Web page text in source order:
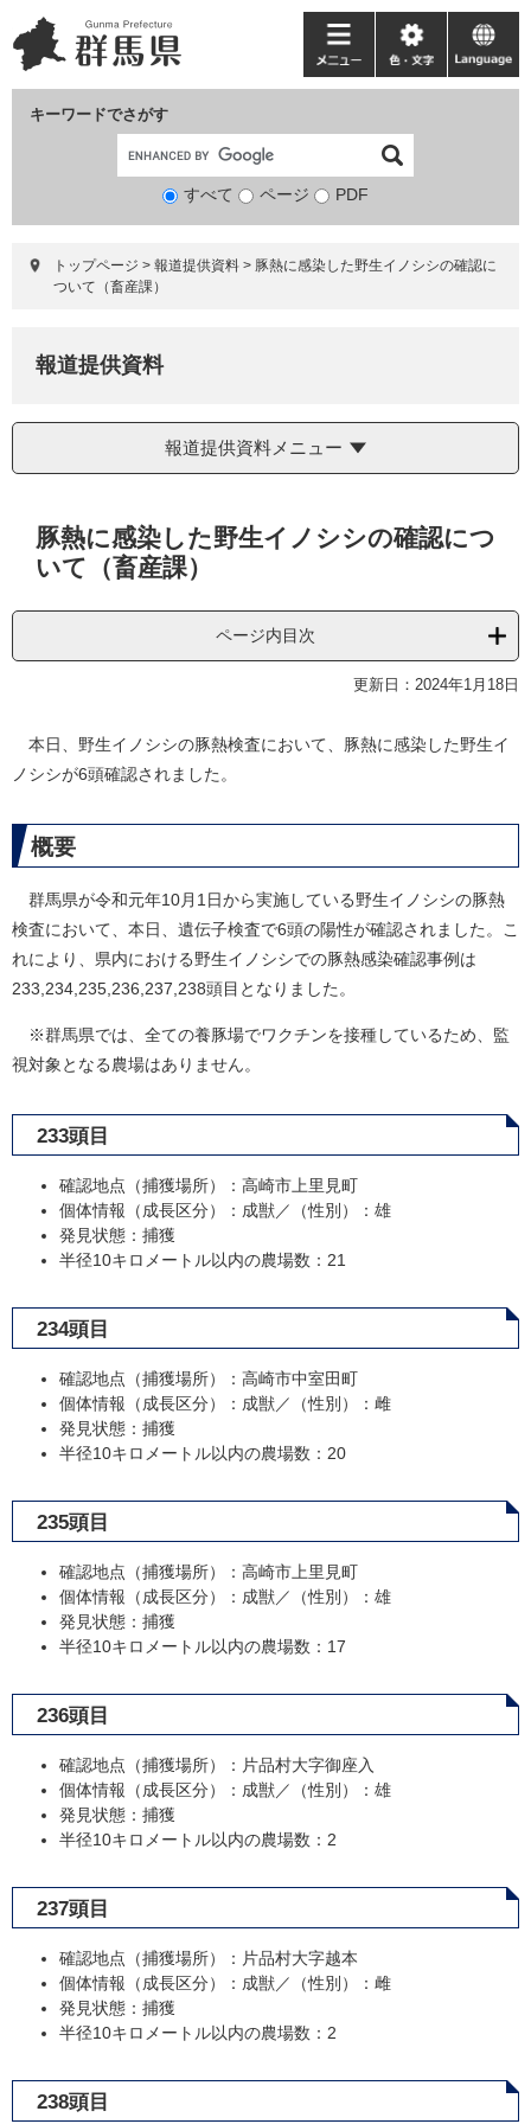
ー
ジ
ニ
ュ
て
キーワードでさがす
検
象
すべて ページ PDF
メ
ニ
ー
色・
文
language
トップページ > 報道提供資料 > 豚熱に感染した野生イノシシの確認に
ついて（畜産課）
報道提供資料
報道提供資料メニュー
豚熱に感染した野生イノシシの確認につ
いて（畜産課）
ページ内目次
更新日：2024年1月18日
本日、野生イノシシの豚熱検査において、豚熱に感染した野生イ
ノシシが6頭確認されました。
概要
群馬県が令和元年10月1日から実施している野生イノシシの豚熱
検査において、本日、遺伝子検査で6頭の陽性が確認されました。こ
れにより、県内における野生イノシシでの豚熱感染確認事例は
233,234,235,236,237,238頭目となりました。
※群馬県では、全ての養豚場でワクチンを接種しているため、監
視対象となる農場はありません。
233頭目
確認地点（捕獲場所）：高崎市上里見町
個体情報（成長区分）：成獣／（性別）：雄
発見状態：捕獲
半径10キロメートル以内の農場数：21
234頭目
確認地点（捕獲場所）：高崎市中室田町
個体情報（成長区分）：成獣／（性別）：雌
発見状態：捕獲
半径10キロメートル以内の農場数：20
235頭目
確認地点（捕獲場所）：高崎市上里見町
個体情報（成長区分）：成獣／（性別）：雄
発見状態：捕獲
半径10キロメートル以内の農場数：17
236頭目
確認地点（捕獲場所）：片品村大字御座入
個体情報（成長区分）：成獣／（性別）：雄
発見状態：捕獲
半径10キロメートル以内の農場数：2
237頭目
確認地点（捕獲場所）：片品村大字越本
個体情報（成長区分）：成獣／（性別）：雌
発見状態：捕獲
半径10キロメートル以内の農場数：2
238頭目